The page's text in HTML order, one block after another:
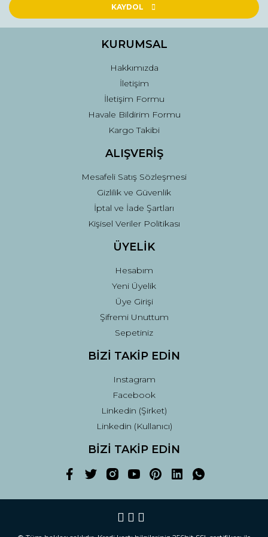
Ürün açıklamasında eksik bilgiler bulunuyor.
Ürün fiyatı diğer sitelerden daha pahalı.
Gönder
KAYDOL
KURUMSAL
Hakkımızda
İletişim
İletişim Formu
Havale Bildirim Formu
Kargo Takibi
ALIŞVERİŞ
Mesafeli Satış Sözleşmesi
Gizlilik ve Güvenlik
İptal ve İade Şartları
Kişisel Veriler Politikası
ÜYELİK
Hesabım
Yeni Üyelik
Üye Girişi
Şifremi Unuttum
Sepetiniz
BİZİ TAKİP EDİN
Instagram
Facebook
Linkedin (Şirket)
Linkedin (Kullanıcı)
BİZİ TAKİP EDİN